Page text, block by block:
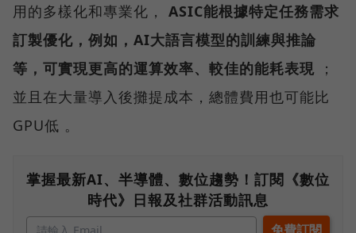
用的多樣化和專業化， ASIC能根據特定任務需求
訂製優化，例如，AI大語言模型的訓練與推論
等，可實現更高的運算效率、較佳的能耗表現 ；
並且在大量導入後攤提成本，總體費用也可能比
GPU低 。
掌握最新AI、半導體、數位趨勢！訂閱《數位
時代》日報及社群活動訊息